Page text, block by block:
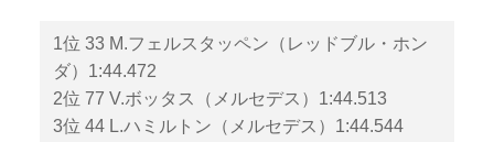
1位 33 M.フェルスタッペン（レッドブル・ホン
ダ）1:44.472
2位 77 V.ボッタス（メルセデス）1:44.513
3位 44 L.ハミルトン（メルセデス）1:44.544